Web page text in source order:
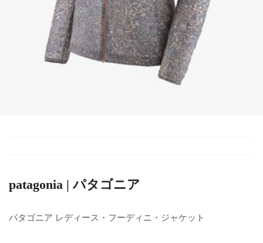
patagonia | パタゴニア
パタゴニア レディース・フーディニ・ジャケット